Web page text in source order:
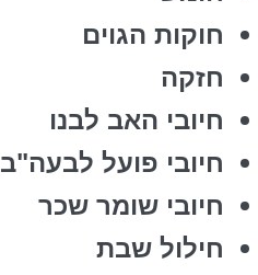
חוקות הגוים
חזקה
חיובי האב לבנו
חיובי פועל לבעה"ב
חיובי שומר שכר
חילול שבת